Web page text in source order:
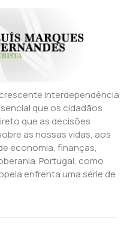
interdependência
que os cidadãos
que as decisões
as nossas vidas, aos
economia, finanças,
Portugal, como
enfrenta uma série de